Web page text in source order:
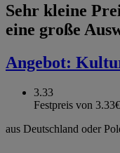
Sehr kleine
eine große
Angebot:
3.33
Festpreis von 3.33€
aus Deutschland oder